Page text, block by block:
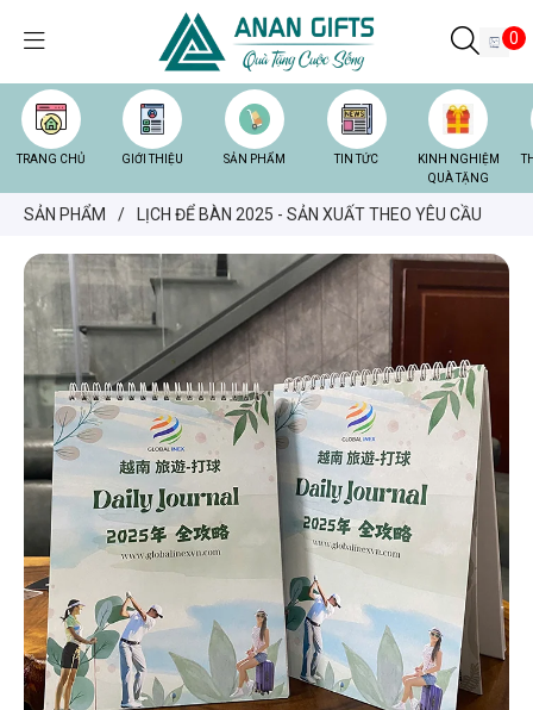
0
TRANG CHỦ GIỚI THIỆU SẢN PHẨM TIN TỨC
KINH NGHIỆM
QUÀ TẶNG
SẢN PHẨM / LỊCH ĐỂ BÀN 2025 - SẢN XUẤT THEO YÊU CẦU